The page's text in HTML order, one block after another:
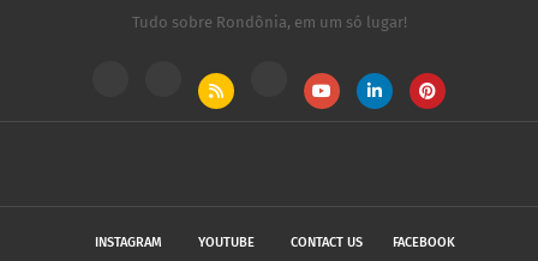
Tudo sobre Rondônia, em um só lugar!
INSTAGRAM YOUTUBE CONTACT US FACEBOOK